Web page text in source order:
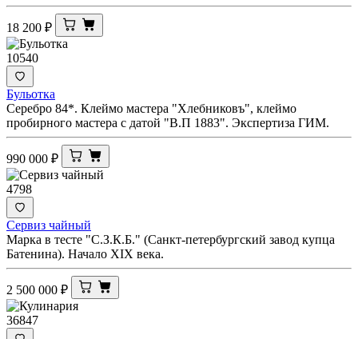
18 200 ₽
10540
Бульотка
Серебро 84*. Клеймо мастера "Хлебниковъ", клеймо
пробирного мастера с датой "В.П 1883". Экспертиза ГИМ.
990 000 ₽
4798
Сервиз чайный
Марка в тесте "С.З.К.Б." (Санкт-петербургский завод купца
Батенина). Начало XIX века.
2 500 000 ₽
36847